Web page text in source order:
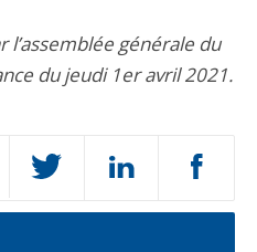
l’assemblée générale du
du jeudi 1er avril 2021.